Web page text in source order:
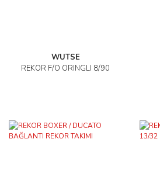
WUTSE
REKOR F/O ORINGLI 8/90